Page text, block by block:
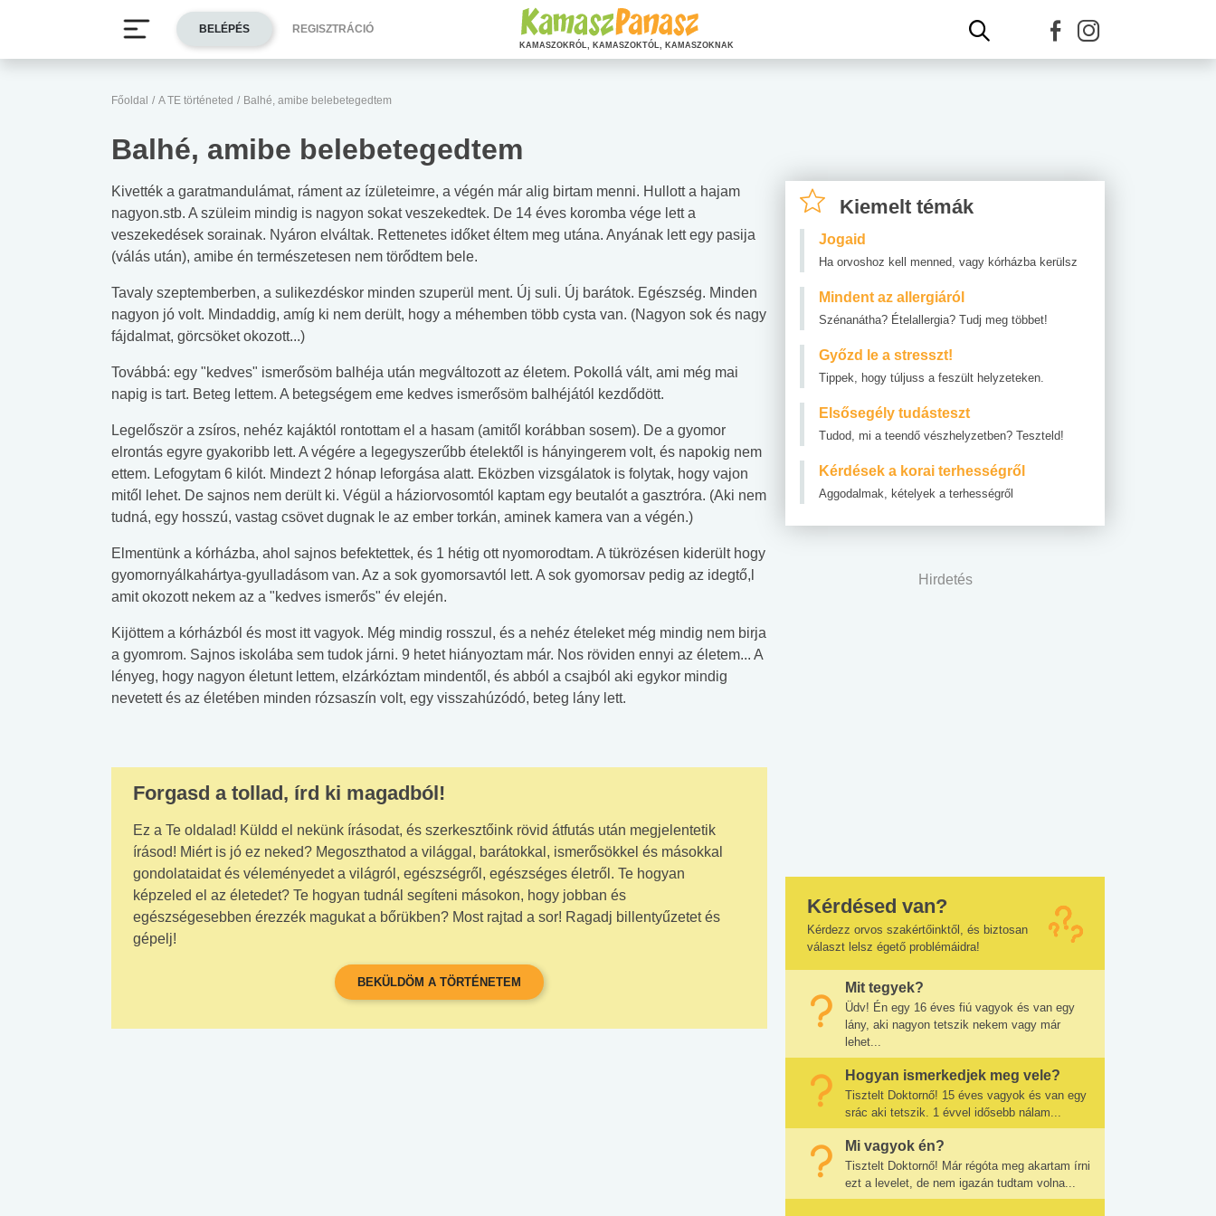
Főoldal / A TE történeted / Balhé, amibe belebetegedtem
Balhé, amibe belebetegedtem
Kivették a garatmandulámat, ráment az ízületeimre, a végén már alig birtam menni. Hullott a hajam
nagyon.stb. A szüleim mindig is nagyon sokat veszekedtek. De 14 éves koromba vége lett a
veszekedések sorainak. Nyáron elváltak. Rettenetes időket éltem meg utána. Anyának lett egy pasija
(válás után), amibe én természetesen nem törődtem bele.
Tavaly szeptemberben, a sulikezdéskor minden szuperül ment. Új suli. Új barátok. Egészség. Minden
nagyon jó volt. Mindaddig, amíg ki nem derült, hogy a méhemben több cysta van. (Nagyon sok és nagy
fájdalmat, görcsöket okozott...)
Továbbá: egy "kedves" ismerősöm balhéja után megváltozott az életem. Pokollá vált, ami még mai
napig is tart. Beteg lettem. A betegségem eme kedves ismerősöm balhéjától kezdődött.
Legelőször a zsíros, nehéz kajáktól rontottam el a hasam (amitől korábban sosem). De a gyomor
elrontás egyre gyakoribb lett. A végére a legegyszerűbb ételektől is hányingerem volt, és napokig nem
ettem. Lefogytam 6 kilót. Mindezt 2 hónap leforgása alatt. Eközben vizsgálatok is folytak, hogy vajon
mitől lehet. De sajnos nem derült ki. Végül a háziorvosomtól kaptam egy beutalót a gasztróra. (Aki nem
tudná, egy hosszú, vastag csövet dugnak le az ember torkán, aminek kamera van a végén.)
Elmentünk a kórházba, ahol sajnos befektettek, és 1 hétig ott nyomorodtam. A tükrözésen kiderült hogy
gyomornyálkahártya-gyulladásom van. Az a sok gyomorsavtól lett. A sok gyomorsav pedig az idegtő,l
amit okozott nekem az a "kedves ismerős" év elején.
Kijöttem a kórházból és most itt vagyok. Még mindig rosszul, és a nehéz ételeket még mindig nem birja
a gyomrom. Sajnos iskolába sem tudok járni. 9 hetet hiányoztam már. Nos röviden ennyi az életem... A
lényeg, hogy nagyon életunt lettem, elzárkóztam mindentől, és abból a csajból aki egykor mindig
nevetett és az életében minden rózsaszín volt, egy visszahúzódó, beteg lány lett.
Forgasd a tollad, írd ki magadból!
Ez a Te oldalad! Küldd el nekünk írásodat, és szerkesztőink rövid átfutás után megjelentetik
írásod! Miért is jó ez neked? Megoszthatod a világgal, barátokkal, ismerősökkel és másokkal
gondolataidat és véleményedet a világról, egészségről, egészséges életről. Te hogyan
képzeled el az életedet? Te hogyan tudnál segíteni másokon, hogy jobban és
egészségesebben érezzék magukat a bőrükben? Most rajtad a sor! Ragadj billentyűzetet és
gépelj!
BEKÜLDÖM A TÖRTÉNETEM
Kiemelt témák
Jogaid
Ha orvoshoz kell menned, vagy kórházba kerülsz
Mindent az allergiáról
Szénanátha? Ételallergia? Tudj meg többet!
Győzd le a stresszt!
Tippek, hogy túljuss a feszült helyzeteken.
Elsősegély tudásteszt
Tudod, mi a teendő vészhelyzetben? Teszteld!
Kérdések a korai terhességről
Aggodalmak, kételyek a terhességről
Hirdetés
Kérdésed van?
Kérdezz orvos szakértőinktől, és biztosan
választ lelsz égető problémáidra!
Mit tegyek?
Üdv! Én egy 16 éves fiú vagyok és van egy
lány, aki nagyon tetszik nekem vagy már
lehet...
Hogyan ismerkedjek meg vele?
Tisztelt Doktornő! 15 éves vagyok és van egy
srác aki tetszik. 1 évvel idősebb nálam...
Mi vagyok én?
Tisztelt Doktornő! Már régóta meg akartam írni
ezt a levelet, de nem igazán tudtam volna...
BELÉPÉS REGISZTRÁCIÓ
KAMASZOKRÓL, KAMASZOKTÓL, KAMASZOKNAK